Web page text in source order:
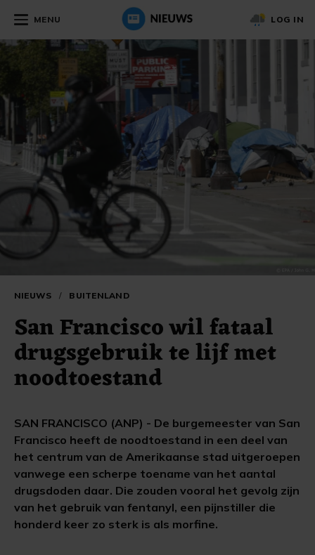
MENU LOG IN
NIEUWS / BUITENLAND
San Francisco wil fataal
drugsgebruik te lijf met
noodtoestand
SAN FRANCISCO (ANP) - De burgemeester van San
Francisco heeft de noodtoestand in een deel van
het centrum van de Amerikaanse stad uitgeroepen
vanwege een scherpe toename van het aantal
drugsdoden daar. Die zouden vooral het gevolg zijn
van het gebruik van fentanyl, een pijnstiller die
honderd keer zo sterk is als morfine.